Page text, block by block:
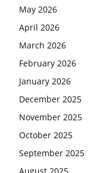
May 2026
April 2026
March 2026
February 2026
January 2026
December 2025
November 2025
October 2025
September 2025